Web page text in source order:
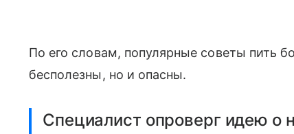
По его словам, популярные советы пить
бесполезны, но и опасны.
Специалист опроверг идею о